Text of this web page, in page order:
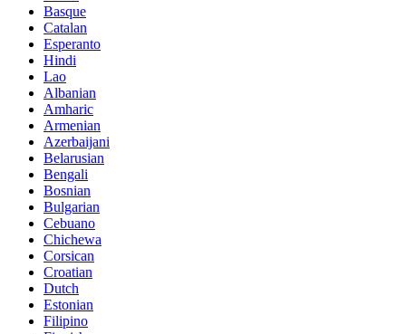
Basque
Catalan
Esperanto
Hindi
Lao
Albanian
Amharic
Armenian
Azerbaijani
Belarusian
Bengali
Bosnian
Bulgarian
Cebuano
Chichewa
Corsican
Croatian
Dutch
Estonian
Filipino